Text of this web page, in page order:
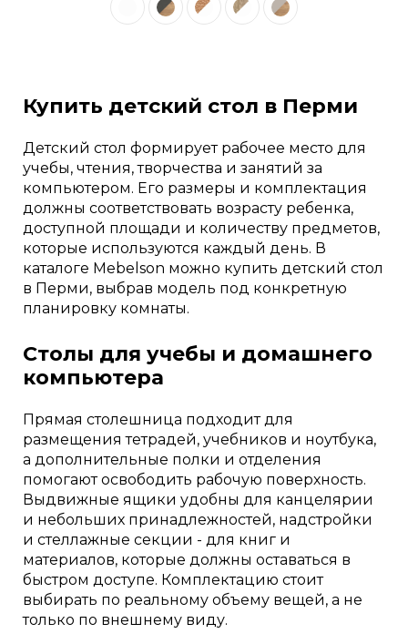
Купить детский стол в Перми
Детский стол формирует рабочее место для
учебы, чтения, творчества и занятий за
компьютером. Его размеры и комплектация
должны соответствовать возрасту ребенка,
доступной площади и количеству предметов,
которые используются каждый день. В
каталоге Mebelson можно купить детский стол
в Перми, выбрав модель под конкретную
планировку комнаты.
Столы для учебы и домашнего
компьютера
Прямая столешница подходит для
размещения тетрадей, учебников и ноутбука,
а дополнительные полки и отделения
помогают освободить рабочую поверхность.
Выдвижные ящики удобны для канцелярии
и небольших принадлежностей, надстройки
и стеллажные секции - для книг и
материалов, которые должны оставаться в
быстром доступе. Комплектацию стоит
выбирать по реальному объему вещей, а не
только по внешнему виду.